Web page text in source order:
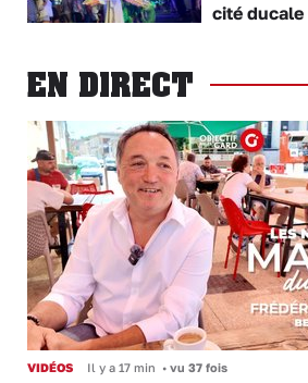
cité ducale
EN DIRECT
VIDÉOS Il y a 17 min • vu 37 fois